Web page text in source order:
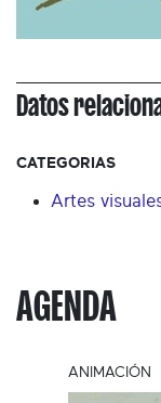
Datos
CATEGORIAS
Artes
AGENDA
ANIMACIÓN